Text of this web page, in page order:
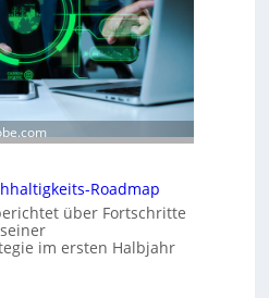
Roadmap
über Fortschritte
im ersten Halbjahr